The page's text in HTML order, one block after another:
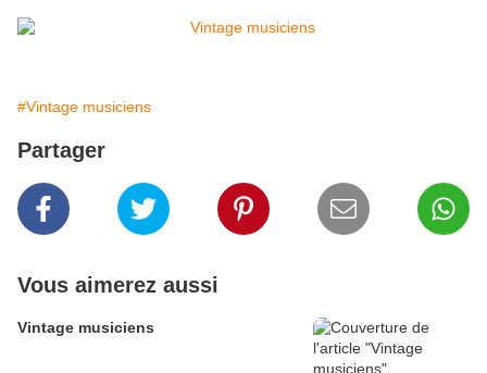
#Vintage musiciens
Partager
Vous aimerez aussi
Vintage musiciens